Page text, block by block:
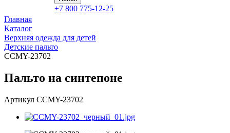
+7 800 775-12-25
Главная
Каталог
Верхняя одежда для детей
Детские пальто
CCMY-23702
Пальто на синтепоне
Артикул CCMY-23702